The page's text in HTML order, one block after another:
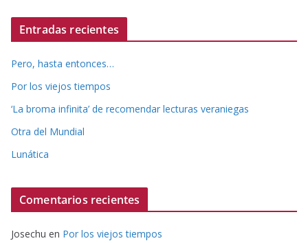
Entradas recientes
Pero, hasta entonces…
Por los viejos tiempos
‘La broma infinita’ de recomendar lecturas veraniegas
Otra del Mundial
Lunática
Comentarios recientes
Josechu en Por los viejos tiempos